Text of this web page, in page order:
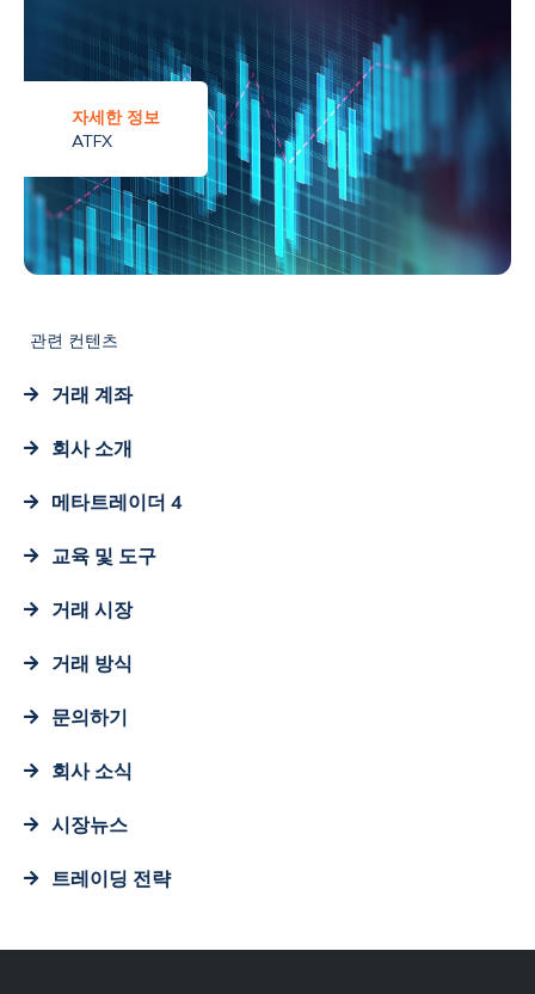
자세한 정보
ATFX
관련 컨텐츠
거래 계좌
회사 소개
메타트레이더 4
교육 및 도구
거래 시장
거래 방식
문의하기
회사 소식
시장뉴스
트레이딩 전략